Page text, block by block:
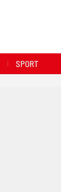
SPORT